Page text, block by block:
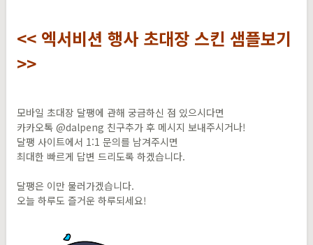
<< 엑서비션 행사 초대장 스킨 샘플보기
>>
모바일 초대장 달팽에 관해 궁금하신 점 있으시다면
카카오톡 @dalpeng 친구추가 후 메시지 보내주시거나!
달팽 사이트에서 1:1 문의를 남겨주시면
최대한 빠르게 답변 드리도록 하겠습니다.
달팽은 이만 물러가겠습니다.
오늘 하루도 즐거운 하루되세요!